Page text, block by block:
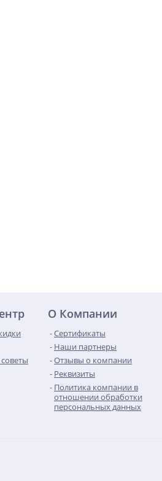
О Компании
Сертификаты
Наши партнеры
Отзывы о компании
Реквизиты
Политика компании в
отношении обработки
персональных данных